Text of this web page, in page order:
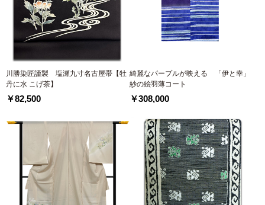
川勝染匠謹製 塩瀬九寸名古屋帯【牡
丹に水 こげ茶】
￥82,500
綺麗なパープルが映える 「伊と幸」
紗の絵羽薄コート
￥308,000